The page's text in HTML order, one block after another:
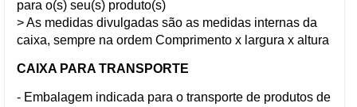
para o(s) seu(s) produto(s)
> As medidas divulgadas são as medidas internas da
caixa, sempre na ordem Comprimento x largura x altura
CAIXA PARA TRANSPORTE
- Embalagem indicada para o transporte de produtos de